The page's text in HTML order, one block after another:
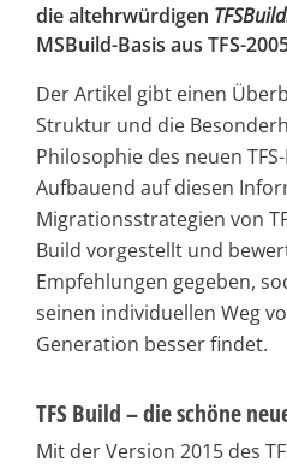
die altehrwürdigen
MSBuild-Basis aus TFS-
Der Artikel gibt einen
Struktur und die
Philosophie des neuen
Aufbauend auf diesen
Migrationsstrategien von
Build vorgestellt und
Empfehlungen gegeben,
seinen individuellen Weg
Generation besser findet.
TFS Build – die schöne
Mit der Version 2015 des